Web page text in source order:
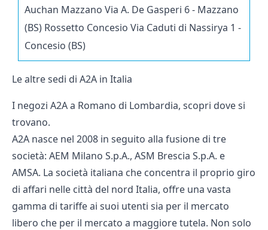
Auchan Mazzano Via A. De Gasperi 6 - Mazzano
(BS) Rossetto Concesio Via Caduti di Nassirya 1 -
Concesio (BS)
Le altre sedi di A2A in Italia
I negozi A2A a Romano di Lombardia, scopri dove si
trovano.
A2A nasce nel 2008 in seguito alla fusione di tre
società: AEM Milano S.p.A., ASM Brescia S.p.A. e
AMSA. La società italiana che concentra il proprio giro
di affari nelle città del nord Italia, offre una vasta
gamma di tariffe ai suoi utenti sia per il mercato
libero che per il mercato a maggiore tutela. Non solo